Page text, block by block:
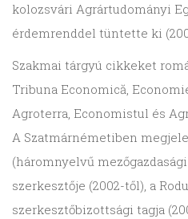
kolozsvári Agrártudományi
érdemrenddel tüntette ki
Szakmai tárgyú cikkeket
Tribuna Economică,
Agroterra, Econo­mistul és
A Szatmárnémetiben
(háromnyelvű
szerkesztője (2002-től), a
szerkesztőbizottsági tagja